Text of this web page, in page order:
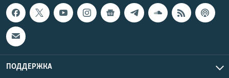
ПОДДЕРЖКА